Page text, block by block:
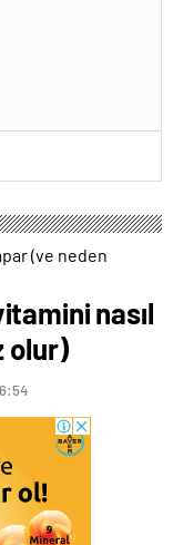
nasıl
olur)